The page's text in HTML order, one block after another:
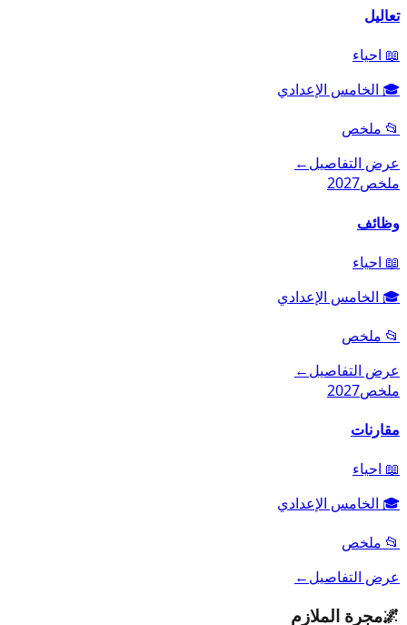
تعاليل
📖 احياء
🎓 الخامس الإعدادي
📂 ملخص
عرض التفاصيل←
ملخص2027
وظائف
📖 احياء
🎓 الخامس الإعدادي
📂 ملخص
عرض التفاصيل←
ملخص2027
مقارنات
📖 احياء
🎓 الخامس الإعدادي
📂 ملخص
عرض التفاصيل←
🌌مجرة الملازم